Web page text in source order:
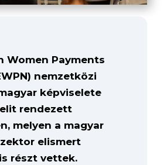
Women Payments
nemzetközi
képviselete
rendezett
melyen a magyar
elismert
részt vettek.